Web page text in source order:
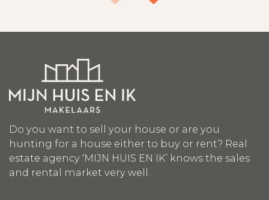
Do you want to sell your house or are you
hunting for a house either to buy or rent? Real
estate agency ‘MIJN HUIS EN IK’ knows the sales
and rental market very well.